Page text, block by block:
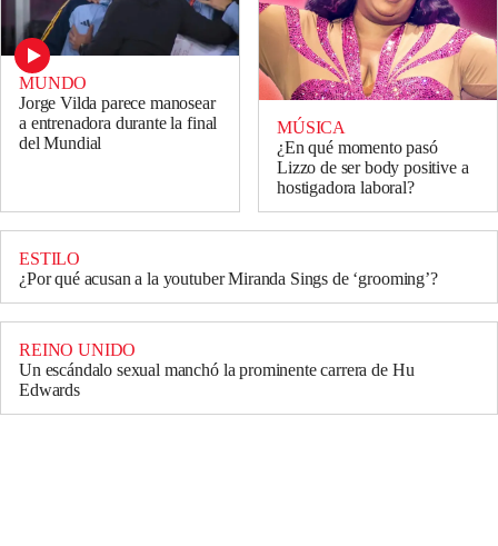
MUNDO
Jorge Vilda parece manosear
a entrenadora durante la final
del Mundial
MÚSICA
¿En qué momento pasó
Lizzo de ser body positive a
hostigadora laboral?
ESTILO
¿Por qué acusan a la youtuber Miranda Sings de ‘grooming’?
REINO UNIDO
Un escándalo sexual manchó la prominente carrera de Hu
Edwards